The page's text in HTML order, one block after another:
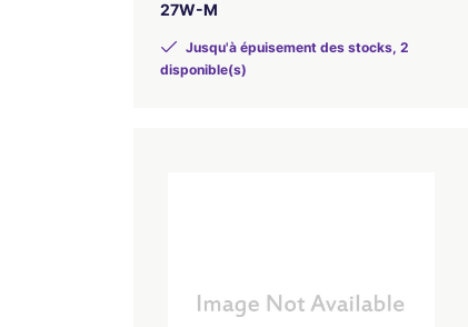
27W-M
Jusqu'à épuisement des stocks, 2
disponible(s)